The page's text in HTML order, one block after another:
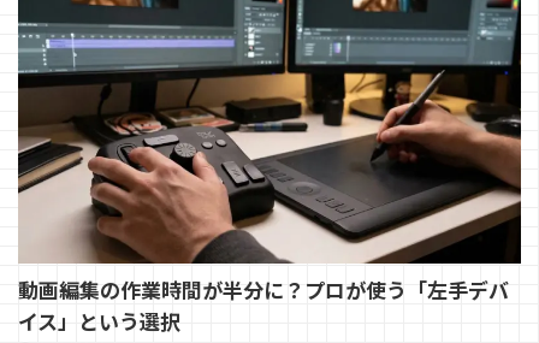
動画編集の作業時間が半分に？プロが使う「左手デバ
イス」という選択